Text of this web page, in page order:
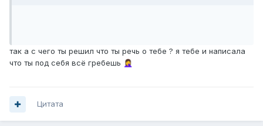
так а с чего ты решил что ты речь о тебе ? я тебе и написала
что ты под себя всё гребешь 🤦‍♀️
Цитата